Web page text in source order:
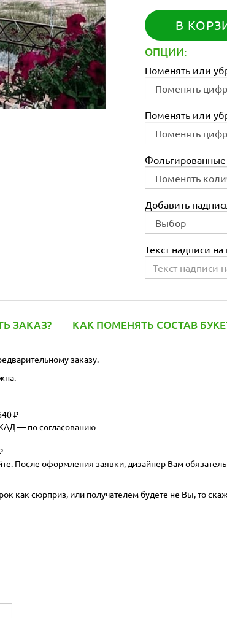
В
ОПЦИИ:
Поменять или
Поменять или
Добавить
Текст надписи
ЗАКАЗ? КАК ПОМЕНЯТЬ СОСТАВ
заказу.
₽
— по согласованию
После оформления заявки, дизайнер Вам
как сюрприз, или получателем будете не Вы, то